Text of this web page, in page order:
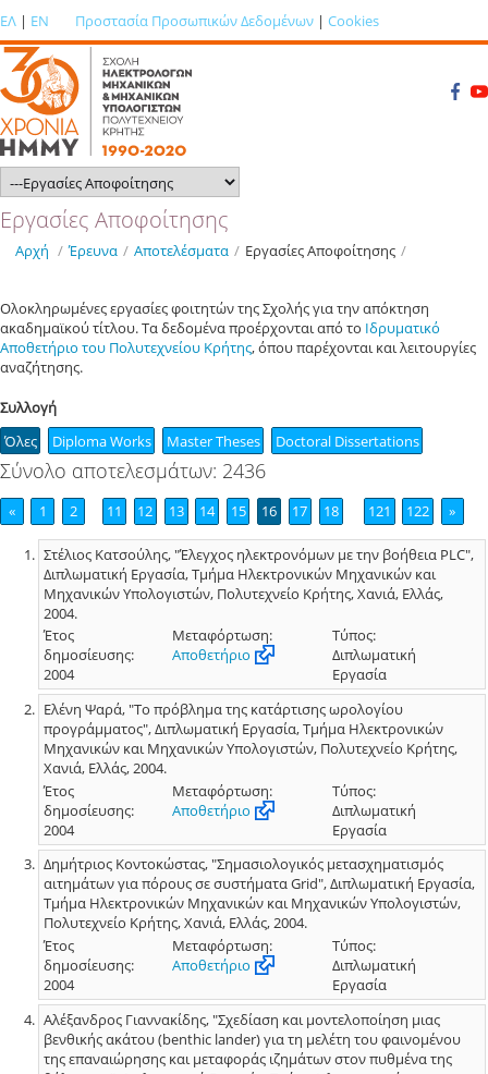
ΕΛ | EN Προστασία Προσωπικών Δεδομένων | Cookies
Εργασίες Αποφοίτησης
Αρχή / Έρευνα / Αποτελέσματα / Εργασίες Αποφοίτησης /
Ολοκληρωμένες εργασίες φοιτητών της Σχολής για την απόκτηση
ακαδημαϊκού τίτλου. Τα δεδομένα προέρχονται από το Ιδρυματικό
Αποθετήριο του Πολυτεχνείου Κρήτης, όπου παρέχονται και λειτουργίες
αναζήτησης.
Συλλογή
Όλες
Diploma Works Master Theses Doctoral Dissertations
Σύνολο αποτελεσμάτων: 2436
« 1 2 11 12 13 14 15 16 17 18 121 122 »
Στέλιος Κατσούλης, "Έλεγχος ηλεκτρονόμων με την βοήθεια PLC",
Διπλωματική Εργασία, Τμήμα Ηλεκτρονικών Μηχανικών και
Μηχανικών Υπολογιστών, Πολυτεχνείο Κρήτης, Χανιά, Ελλάς,
2004.
Έτος
δημοσίευσης:
2004
Μεταφόρτωση:
Αποθετήριο
Τύπος:
Διπλωματική
Εργασία
Ελένη Ψαρά, "Το πρόβλημα της κατάρτισης ωρολογίου
προγράμματος", Διπλωματική Εργασία, Τμήμα Ηλεκτρονικών
Μηχανικών και Μηχανικών Υπολογιστών, Πολυτεχνείο Κρήτης,
Χανιά, Ελλάς, 2004.
Έτος
δημοσίευσης:
2004
Μεταφόρτωση:
Αποθετήριο
Τύπος:
Διπλωματική
Εργασία
Δημήτριος Κοντοκώστας, "Σημασιολογικός μετασχηματισμός
αιτημάτων για πόρους σε συστήματα Grid", Διπλωματική Εργασία,
Τμήμα Ηλεκτρονικών Μηχανικών και Μηχανικών Υπολογιστών,
Πολυτεχνείο Κρήτης, Χανιά, Ελλάς, 2004.
Έτος
δημοσίευσης:
2004
Μεταφόρτωση:
Αποθετήριο
Τύπος:
Διπλωματική
Εργασία
Αλέξανδρος Γιαννακίδης, "Σχεδίαση και μοντελοποίηση μιας
βενθικής ακάτου (benthic lander) για τη μελέτη του φαινομένου
της επαναιώρησης και μεταφοράς ιζημάτων στον πυθμένα της